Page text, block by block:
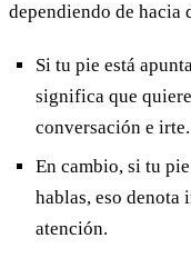
dependiendo de hacia
Si tu pie está
significa que
conversación e irte.
En cambio, si tu
hablas, eso denota
atención.